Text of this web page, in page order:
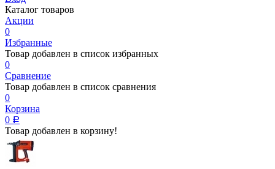
Каталог товаров
Акции
0
Избранные
Товар добавлен в список избранных
0
Сравнение
Товар добавлен в список сравнения
0
Корзина
0 Р
Товар добавлен в корзину!